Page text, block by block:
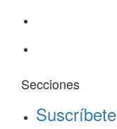
Secciones
Suscríbete